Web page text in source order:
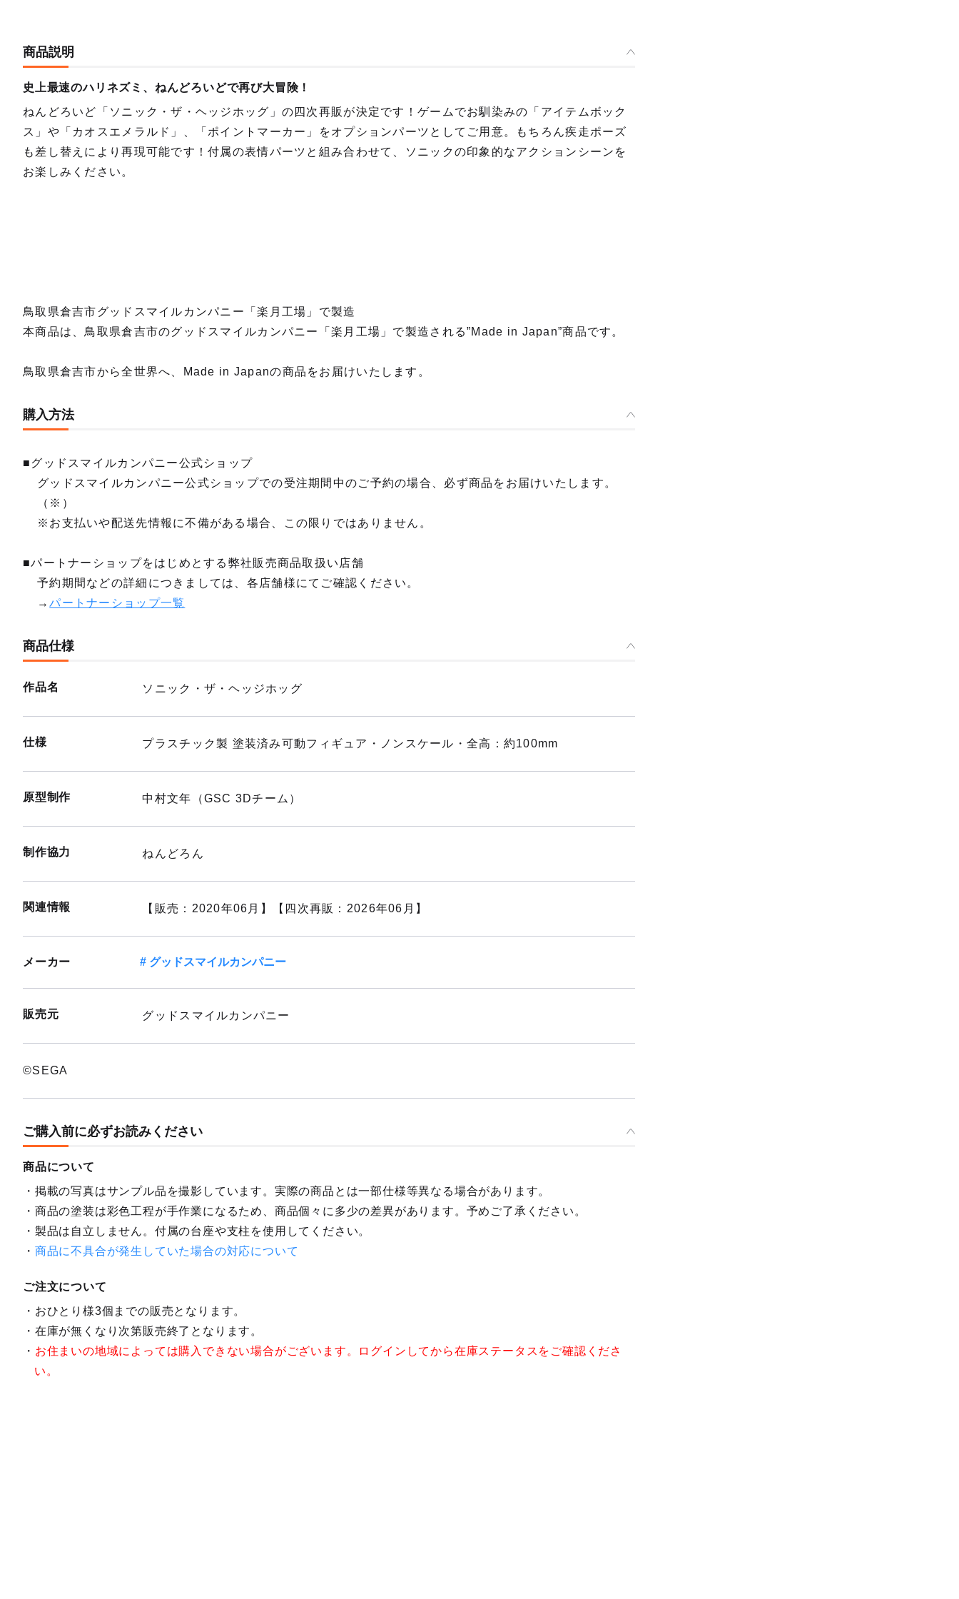
ねんどろいど ソニック・ザ・ヘッジホッグ - 2020年06月発売予定
予約終了
商品説明
史上最速のハリネズミ、ねんどろいどで再び大冒険！
ねんどろいど「ソニック・ザ・ヘッジホッグ」の四次再販が決定です！ゲームでお馴染みの「アイテムボック
ス」や「カオスエメラルド」、「ポイントマーカー」をオプションパーツとしてご用意。もちろん疾走ポーズ
も差し替えにより再現可能です！付属の表情パーツと組み合わせて、ソニックの印象的なアクションシーンを
お楽しみください。
鳥取県倉吉市グッドスマイルカンパニー「楽月工場」で製造
本商品は、鳥取県倉吉市のグッドスマイルカンパニー「楽月工場」で製造される”Made in Japan”商品です。
鳥取県倉吉市から全世界へ、Made in Japanの商品をお届けいたします。
購入方法
■グッドスマイルカンパニー公式ショップ
グッドスマイルカンパニー公式ショップでの受注期間中のご予約の場合、必ず商品をお届けいたします。
（※）
※お支払いや配送先情報に不備がある場合、この限りではありません。
■パートナーショップをはじめとする弊社販売商品取扱い店舗
予約期間などの詳細につきましては、各店舗様にてご確認ください。
→パートナーショップ一覧
商品仕様
作品名 ソニック・ザ・ヘッジホッグ
仕様 プラスチック製 塗装済み可動フィギュア・ノンスケール・全高：約100mm
原型制作 中村文年（GSC 3Dチーム）
制作協力 ねんどろん
関連情報 【販売：2020年06月】【四次再販：2026年06月】
メーカー グッドスマイルカンパニー
販売元 グッドスマイルカンパニー
©SEGA
ご購入前に必ずお読みください
商品について
掲載の写真はサンプル品を撮影しています。実際の商品とは一部仕様等異なる場合があります。
商品の塗装は彩色工程が手作業になるため、商品個々に多少の差異があります。予めご了承ください。
製品は自立しません。付属の台座や支柱を使用してください。
商品に不具合が発生していた場合の対応について
ご注文について
おひとり様3個までの販売となります。
在庫が無くなり次第販売終了となります。
お住まいの地域によっては購入できない場合がございます。ログインしてから在庫ステータスをご確認くださ
い。